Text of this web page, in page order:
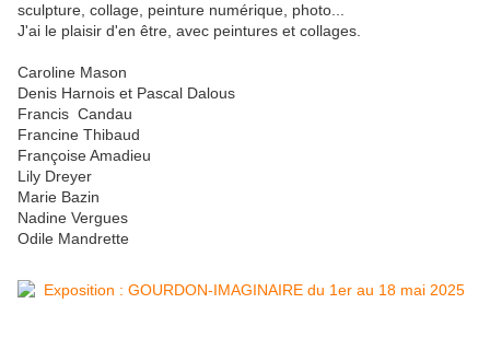
sculpture, collage, peinture numérique, photo...
J'ai le plaisir d'en être, avec peintures et collages.
Caroline Mason
Denis Harnois et Pascal Dalous
Francis Candau
Francine Thibaud
Françoise Amadieu
Lily Dreyer
Marie Bazin
Nadine Vergues
Odile Mandrette